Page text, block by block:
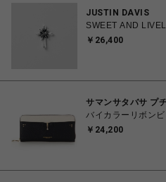
JUSTIN DAVIS
SWEET AND
￥26,400
サマンサタバサ プ
バイカラーリボン
￥24,200